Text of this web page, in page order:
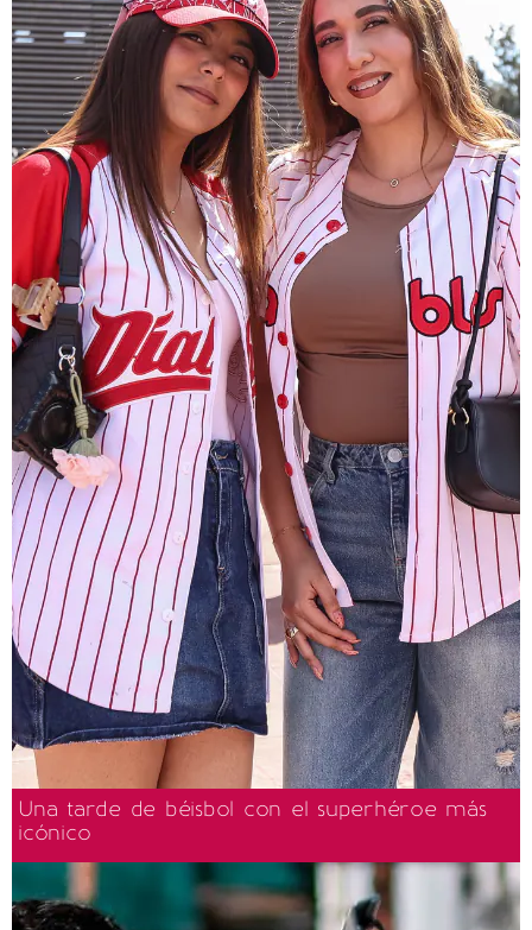
Una tarde de béisbol con el superhéroe más
icónico